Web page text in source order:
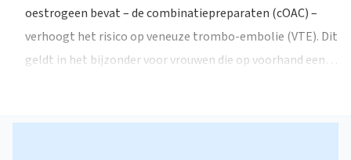
oestrogeen bevat – de combinatiepreparaten (cOAC) –
verhoogt het risico op veneuze trombo-embolie (VTE). Dit
geldt in het bijzonder voor vrouwen die op voorhand een…